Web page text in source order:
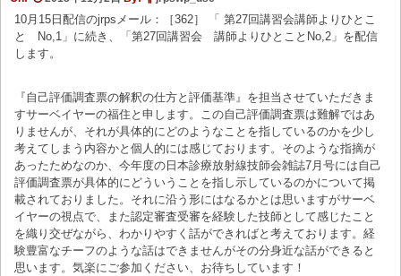
10月15日配信のjrpsメール：［362］ 「 第27回講習会講師よりひとこ
と No,1」に続き、「第27回講習会 講師よりひとことNo,2」を配信
します。
『自己評価調査票の解釈の仕方と評価基準』を担当させていただきま
すサーベイヤーの福住と申します。この自己評価調査票は難解ではあ
りませんが、それが具体的にどのようなことを指しているのかを少し
考えてしまう内容かと個人的には感じております。そのような指摘が
あったためなのか、今年度の日本診療放射線技師会雑誌7月号には自己
評価調査票が具体的にどういうことを指し示しているのかについて掲
載されておりました。それに沿う形にはなるかとは思いますがサーベ
イヤーの視点で、また認定審査受審を経験した技師として感じたこと
を織り交ぜながら、わかりやすく話ができればと考えております。経
験豊富なチーフのような話はできませんがその分身近な話ができると
思います。気楽にご参加ください、お待ちしています！